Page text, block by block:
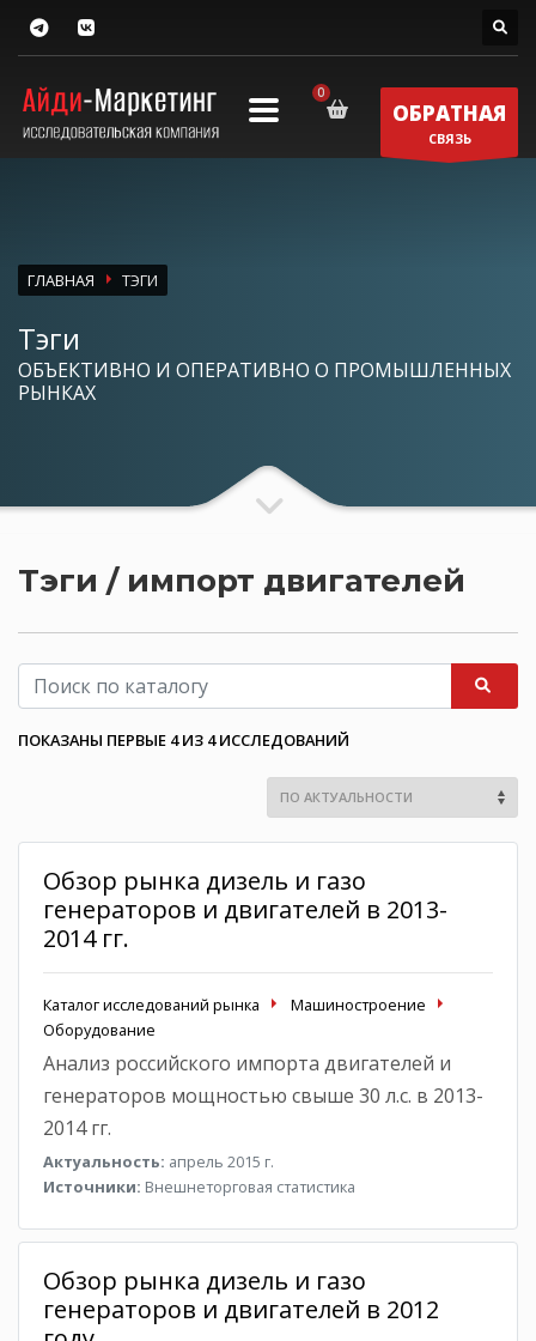
ОБРАТНАЯ
СВЯЗЬ
ГЛАВНАЯ ТЭГИ
Тэги
ОБЪЕКТИВНО И ОПЕРАТИВНО О ПРОМЫШЛЕННЫХ
РЫНКАХ
Тэги / импорт двигателей
ПОКАЗАНЫ ПЕРВЫЕ 4 ИЗ 4 ИССЛЕДОВАНИЙ
Обзор рынка дизель и газо
генераторов и двигателей в 2013-
2014 гг.
Каталог исследований рынка
Машиностроение
Оборудование
Анализ российского импорта двигателей и
генераторов мощностью свыше 30 л.с. в 2013-
2014 гг.
Актуальность: апрель 2015 г.
Источники: Внешнеторговая статистика
Обзор рынка дизель и газо
генераторов и двигателей в 2012